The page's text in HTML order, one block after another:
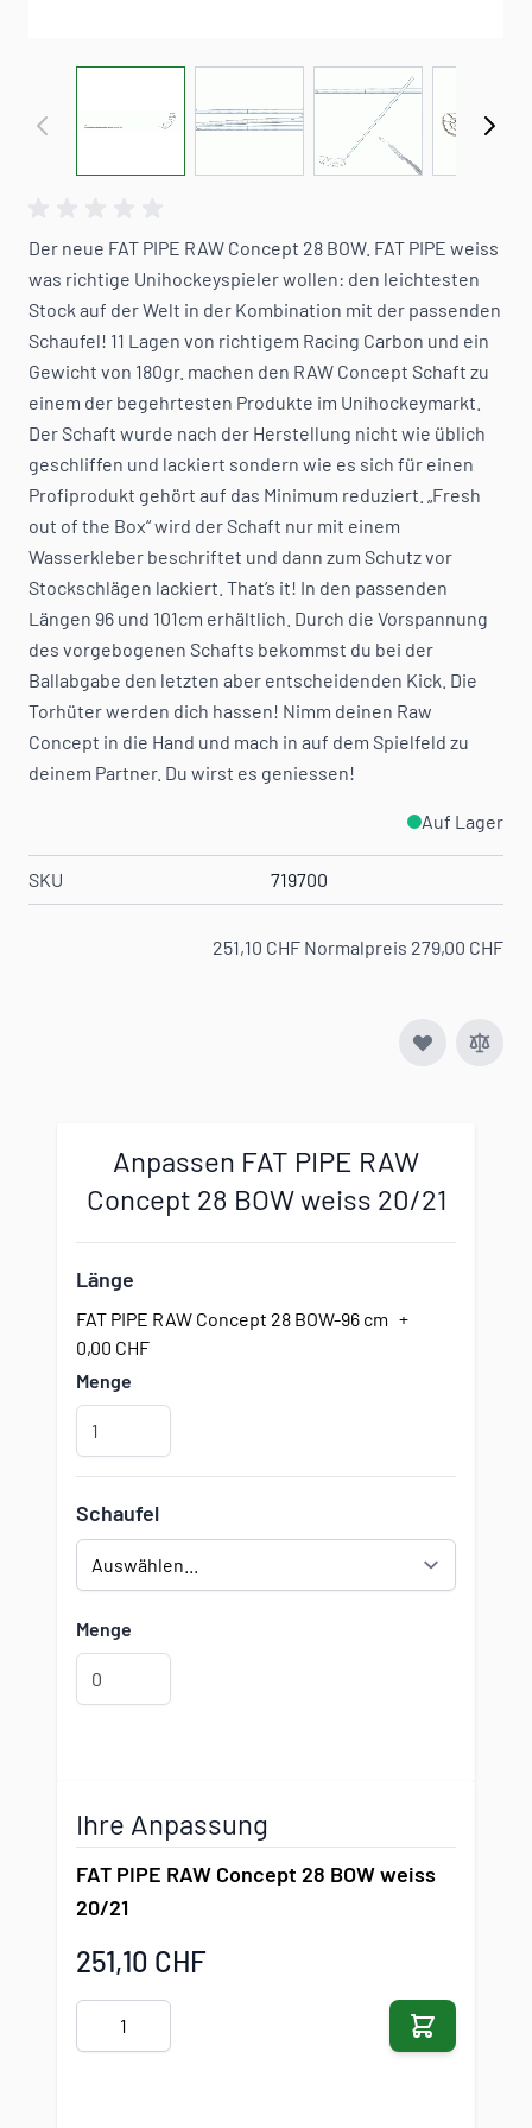
View larger image
Der neue FAT PIPE RAW Concept 28 BOW. FAT PIPE weiss
was richtige Unihockeyspieler wollen: den leichtesten
Stock auf der Welt in der Kombination mit der passenden
Schaufel! 11 Lagen von richtigem Racing Carbon und ein
Gewicht von 180gr. machen den RAW Concept Schaft zu
einem der begehrtesten Produkte im Unihockeymarkt.
Der Schaft wurde nach der Herstellung nicht wie üblich
geschliffen und lackiert sondern wie es sich für einen
Profiprodukt gehört auf das Minimum reduziert. „Fresh
out of the Box“ wird der Schaft nur mit einem
Wasserkleber beschriftet und dann zum Schutz vor
Stockschlägen lackiert. That’s it! In den passenden
Längen 96 und 101cm erhältlich. Durch die Vorspannung
des vorgebogenen Schafts bekommst du bei der
Ballabgabe den letzten aber entscheidenden Kick. Die
Torhüter werden dich hassen! Nimm deinen Raw
Concept in die Hand und mach in auf dem Spielfeld zu
deinem Partner. Du wirst es geniessen!
Auf Lager
SKU 719700
251,10 CHF Normalpreis 279,00 CHF
Anpassen FAT PIPE RAW
Concept 28 BOW weiss 20/21
Länge
FAT PIPE RAW Concept 28 BOW-96 cm +
0,00 CHF
Menge
Schaufel
Menge
Ihre Anpassung
FAT PIPE RAW Concept 28 BOW weiss
20/21
Finaler Preis des Produkts
251,10 CHF
Menge